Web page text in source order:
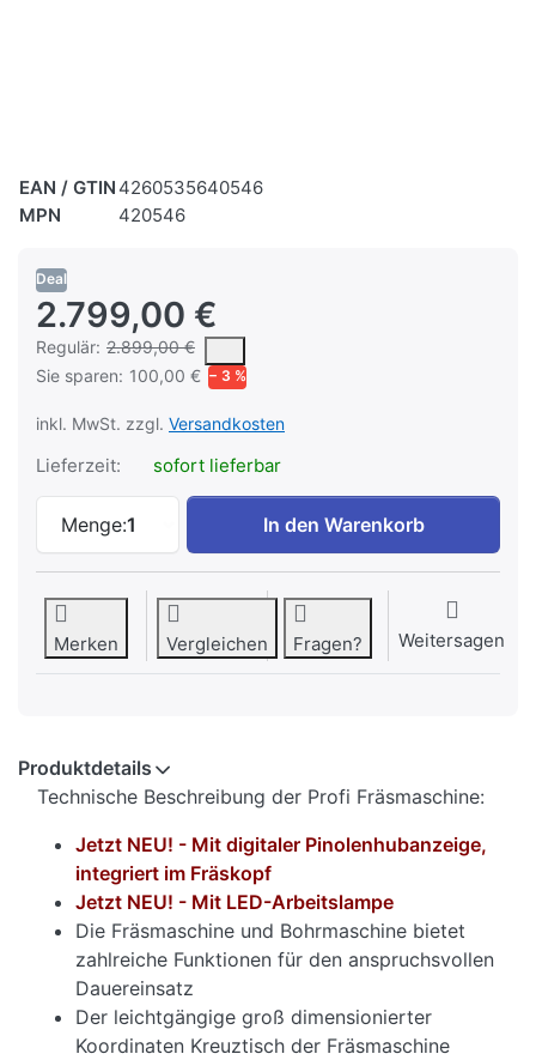
EAN / GTIN 4260535640546
MPN
420546
Deal
2.799,00 €
Regulär: 2.899,00 €
Es handelt sich um den mittleren Verkaufspreis, den Kunden
Sie sparen: 100,00 € − 3 %
inkl. MwSt. zzgl. Versandkosten
Lieferzeit: sofort lieferbar
Menge:1
Highspeed Fräse Profi Fräsmaschine
In den Warenkorb
Merken Vergleichen Fragen? Weitersagen
Produktdetails
Technische Beschreibung der Profi Fräsmaschine:
Jetzt NEU! - Mit digitaler Pinolenhubanzeige,
integriert im Fräskopf
Jetzt NEU! - Mit LED-Arbeitslampe
Die Fräsmaschine und Bohrmaschine bietet
zahlreiche Funktionen für den anspruchsvollen
Dauereinsatz
Der leichtgängige groß dimensionierter
Koordinaten Kreuztisch der Fräsmaschine